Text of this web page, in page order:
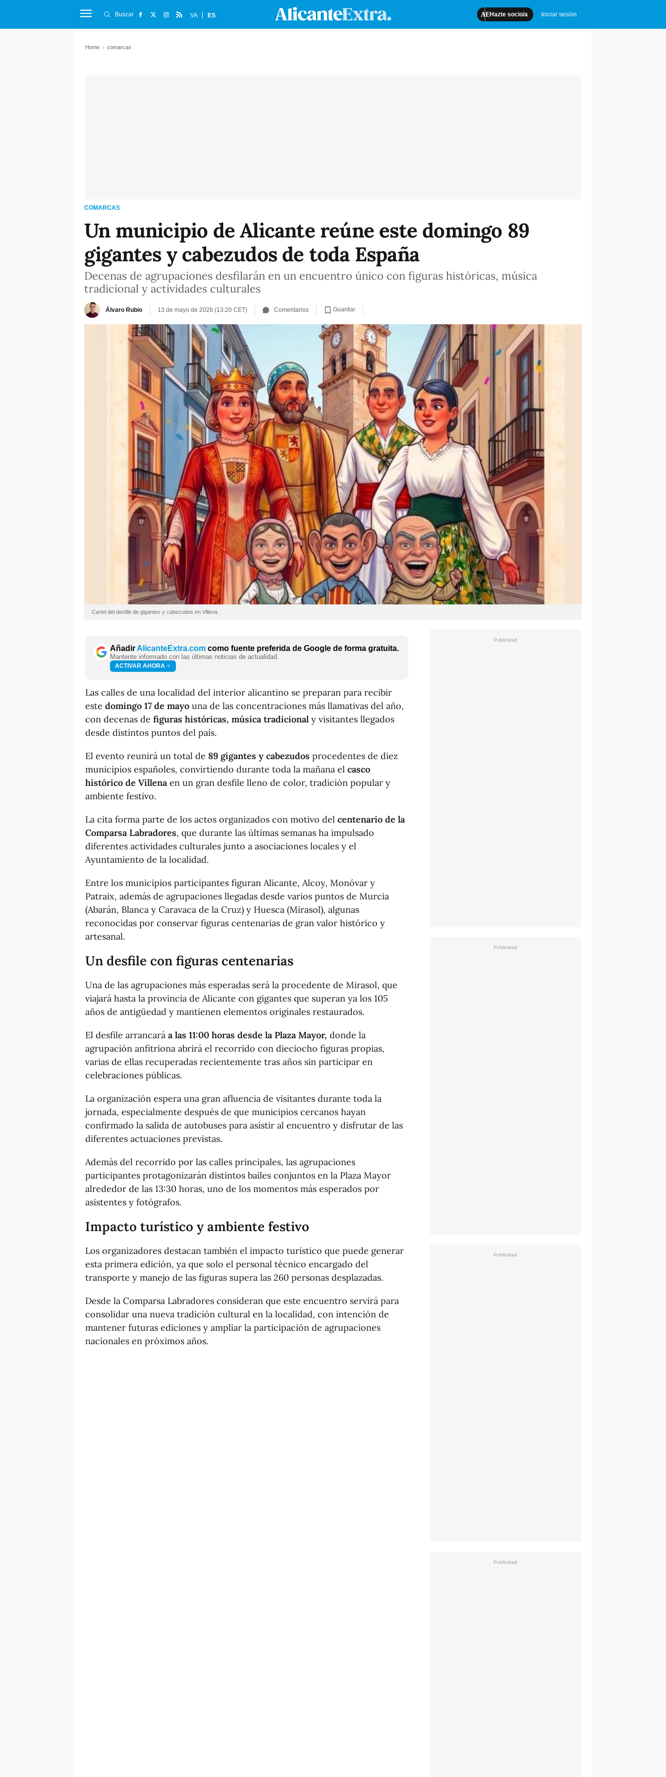
Hazte socio/a Iniciar sesión
Buscar VA ES
Home comarcas
COMARCAS
Un municipio de Alicante reúne este domingo 89
gigantes y cabezudos de toda España
Decenas de agrupaciones desfilarán en un encuentro único con figuras históricas, música
tradicional y actividades culturales
Álvaro Rubio 13 de mayo de 2026 (13:20 CET) Comentarios Guardar
Cartel del desfile de gigantes y cabezudos en Villena
AñadirAlicanteExtra.com como fuente preferida de Google de forma gratuita.
Mantente informado con las últimas noticias de actualidad.
ACTIVAR AHORA
Las calles de una localidad del interior alicantino se preparan para recibir
este domingo 17 de mayo una de las concentraciones más llamativas del año,
con decenas de figuras históricas, música tradicional y visitantes llegados
desde distintos puntos del país.
El evento reunirá un total de 89 gigantes y cabezudos procedentes de diez
municipios españoles, convirtiendo durante toda la mañana el casco
histórico de Villena en un gran desfile lleno de color, tradición popular y
ambiente festivo.
La cita forma parte de los actos organizados con motivo del centenario de la
Comparsa Labradores, que durante las últimas semanas ha impulsado
diferentes actividades culturales junto a asociaciones locales y el
Ayuntamiento de la localidad.
Entre los municipios participantes figuran Alicante, Alcoy, Monóvar y
Patraix, además de agrupaciones llegadas desde varios puntos de Murcia
(Abarán, Blanca y Caravaca de la Cruz) y Huesca (Mirasol), algunas
reconocidas por conservar figuras centenarias de gran valor histórico y
artesanal.
Un desfile con figuras centenarias
Una de las agrupaciones más esperadas será la procedente de Mirasol, que
viajará hasta la provincia de Alicante con gigantes que superan ya los 105
años de antigüedad y mantienen elementos originales restaurados.
El desfile arrancará a las 11:00 horas desde la Plaza Mayor, donde la
agrupación anfitriona abrirá el recorrido con dieciocho figuras propias,
varias de ellas recuperadas recientemente tras años sin participar en
celebraciones públicas.
La organización espera una gran afluencia de visitantes durante toda la
jornada, especialmente después de que municipios cercanos hayan
confirmado la salida de autobuses para asistir al encuentro y disfrutar de las
diferentes actuaciones previstas.
Además del recorrido por las calles principales, las agrupaciones
participantes protagonizarán distintos bailes conjuntos en la Plaza Mayor
alrededor de las 13:30 horas, uno de los momentos más esperados por
asistentes y fotógrafos.
Impacto turístico y ambiente festivo
Los organizadores destacan también el impacto turístico que puede generar
esta primera edición, ya que solo el personal técnico encargado del
transporte y manejo de las figuras supera las 260 personas desplazadas.
Desde la Comparsa Labradores consideran que este encuentro servirá para
consolidar una nueva tradición cultural en la localidad, con intención de
mantener futuras ediciones y ampliar la participación de agrupaciones
nacionales en próximos años.